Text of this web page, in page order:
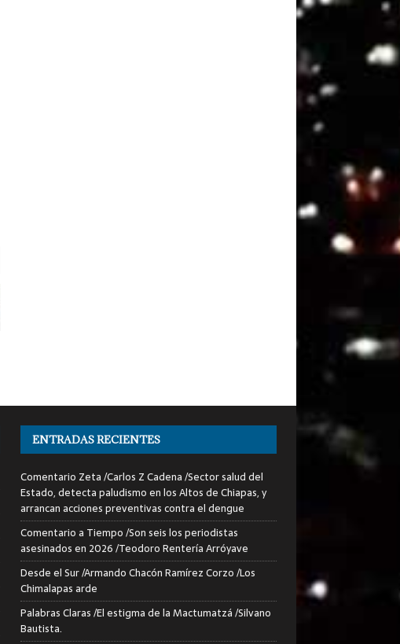
ENTRADAS RECIENTES
Comentario Zeta /Carlos Z Cadena /Sector salud del
Estado, detecta paludismo en los Altos de Chiapas, y
arrancan acciones preventivas contra el dengue
Comentario a Tiempo /Son seis los periodistas
asesinados en 2026 /Teodoro Rentería Arróyave
Desde el Sur /Armando Chacón Ramírez Corzo /Los
Chimalapas arde
Palabras Claras /El estigma de la Mactumatzá /Silvano
Bautista.